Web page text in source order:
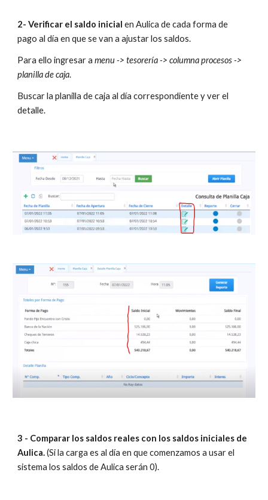
2- Verificar el saldo inicial en Aulica de cada forma de
pago al día en que se van a ajustar los saldos.
Para ello ingresar a menu -> tesorería -> columna procesos ->
planilla de caja.
Buscar la planilla de caja al día correspondiente y ver el
detalle.
3 - Comparar los saldos reales con los saldos iniciales de
Aulica. (Si la carga es al día en que comenzamos a usar el
sistema los saldos de Aulica serán 0).